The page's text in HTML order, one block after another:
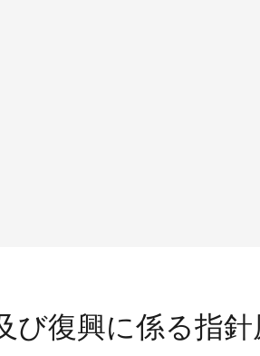
び復興に係る指針